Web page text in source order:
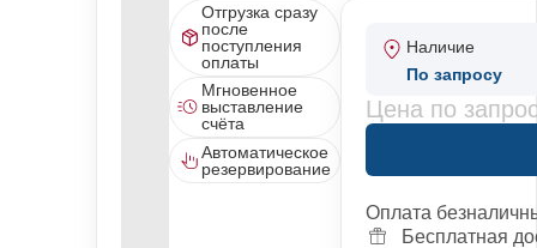
Отгрузка сразу
после
поступления
оплаты
Мгновенное
выставление
счёта
Автоматическое
резервирование
Наличие
По запросу
Цена по
Оплата
Бесплатная